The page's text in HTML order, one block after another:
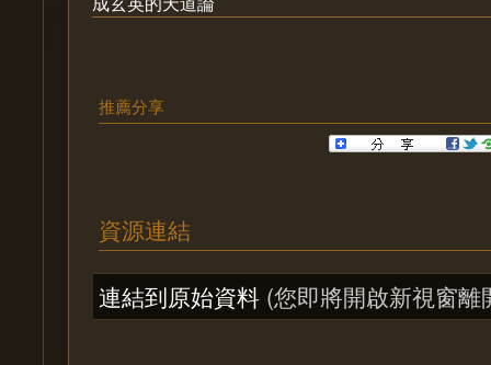
推薦分享
資源連結
連結到原始資料 (您即將開啟新視窗離